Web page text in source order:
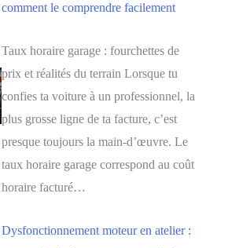
comment le comprendre facilement
Taux horaire garage : fourchettes de
prix et réalités du terrain Lorsque tu
confies ta voiture à un professionnel, la
plus grosse ligne de ta facture, c’est
presque toujours la main-d’œuvre. Le
taux horaire garage correspond au coût
horaire facturé…
Dysfonctionnement moteur en atelier :